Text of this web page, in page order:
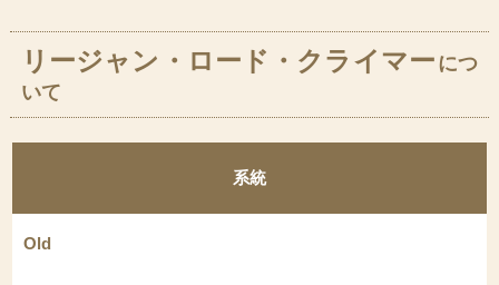
リージャン・ロード・クライマー につ
いて
系統
Old